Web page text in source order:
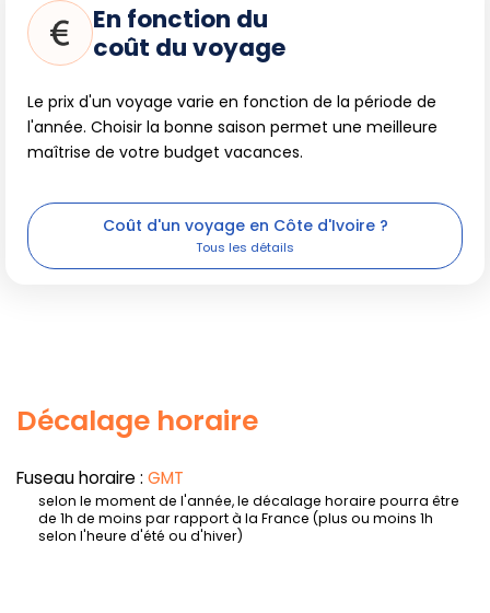
En fonction du
coût du voyage
Le prix d'un voyage varie en fonction de la période de
l'année. Choisir la bonne saison permet une meilleure
maîtrise de votre budget vacances.
Coût d'un voyage en Côte d'Ivoire ?
Décalage horaire
Fuseau horaire : GMT
selon le moment de l'année, le décalage horaire pourra être
de 1h de moins par rapport à la France (plus ou moins 1h
selon l'heure d'été ou d'hiver)